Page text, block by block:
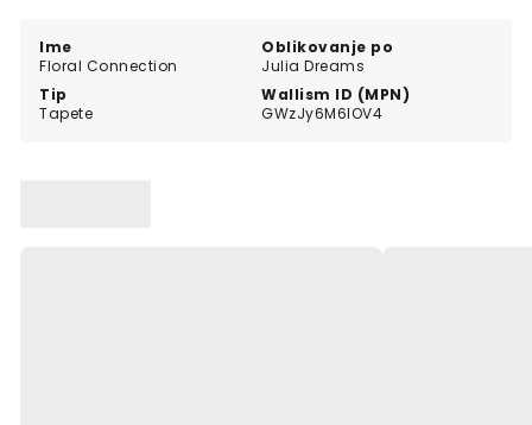
Ime
Floral Connection
Oblikovanje po
Julia Dreams
Tip
Tapete
Wallism ID (MPN)
GWzJy6M6lOV4